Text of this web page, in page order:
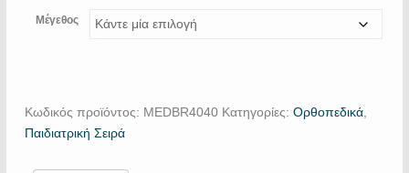
Μέγεθος
Κωδικός προϊόντος: MEDBR4040 Κατηγορίες: Ορθοπεδικά,
Παιδιατρική Σειρά